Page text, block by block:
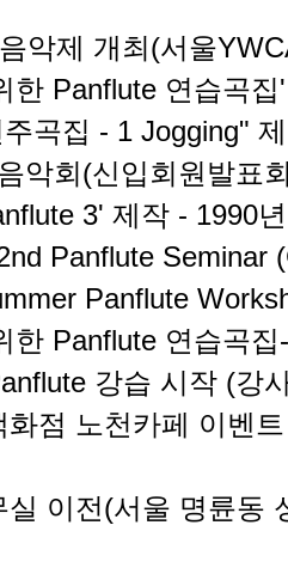
악제 개최(서울
한 Panflute 연습곡집
곡집 - 1 Jogging"
악회(신입회원발표
3' 제작 - 1990
Panflute Seminar
Panflute
한 Panflute 연습곡
강습 시작 (강
점 노천카페 이벤
이전(서울 명륜동